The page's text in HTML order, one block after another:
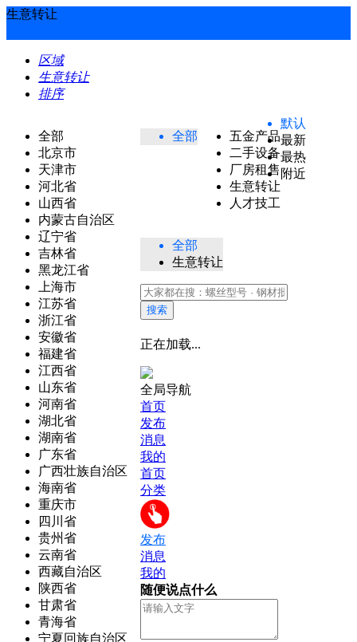
生意转让
区域
生意转让
排序
全部
北京市
天津市
河北省
山西省
内蒙古自治区
辽宁省
吉林省
黑龙江省
上海市
江苏省
浙江省
安徽省
福建省
江西省
山东省
河南省
湖北省
湖南省
广东省
广西壮族自治区
海南省
重庆市
四川省
贵州省
云南省
西藏自治区
陕西省
甘肃省
青海省
宁夏回族自治区
全部
五金产品
二手设备
厂房租售
生意转让
人才技工
全部
生意转让
默认
最新
最热
附近
搜索
正在加载...
全局导航
首页
发布
消息
我的
首页
分类
发布
消息
我的
随便说点什么